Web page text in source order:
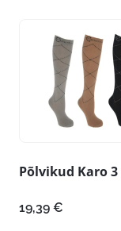
Põlvikud Karo
19,39 €